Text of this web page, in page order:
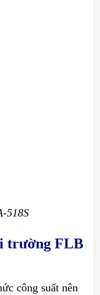
518S
trường FLB
công suất nên